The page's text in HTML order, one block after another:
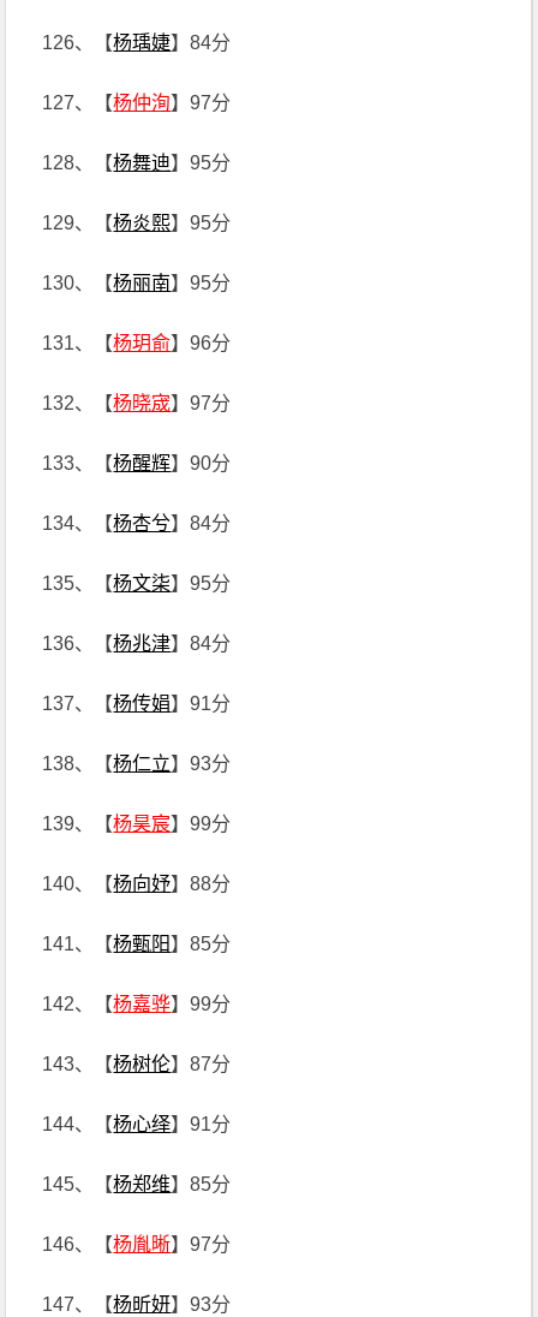
126、【杨瑀婕】84分
127、【杨仲洵】97分
128、【杨舞迪】95分
129、【杨炎熙】95分
130、【杨丽南】95分
131、【杨玥俞】96分
132、【杨晓宬】97分
133、【杨醒辉】90分
134、【杨杏兮】84分
135、【杨文柒】95分
136、【杨兆津】84分
137、【杨传娟】91分
138、【杨仁立】93分
139、【杨昊宸】99分
140、【杨向妤】88分
141、【杨甄阳】85分
142、【杨嘉骅】99分
143、【杨树伦】87分
144、【杨心绎】91分
145、【杨郑维】85分
146、【杨胤晰】97分
147、【杨昕妍】93分